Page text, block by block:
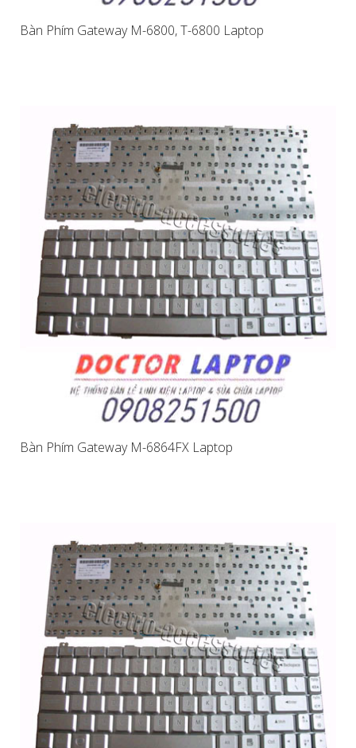
Bàn Phím Gateway M-6800, T-6800 Laptop
Bàn Phím Gateway M-6864FX Laptop